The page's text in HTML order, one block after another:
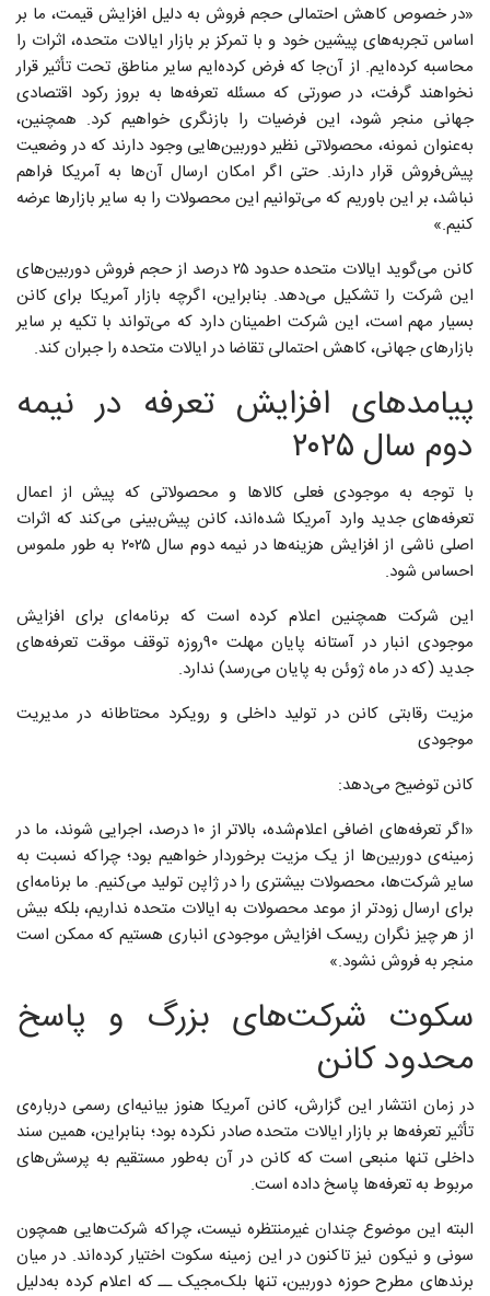
«در خصوص کاهش احتمالی حجم فروش به دلیل افزایش قیمت، ما بر
اساس تجربه‌های پیشین خود و با تمرکز بر بازار ایالات متحده، اثرات را
محاسبه کرده‌ایم. از آن‌جا که فرض کرده‌ایم سایر مناطق تحت تأثیر قرار
نخواهند گرفت، در صورتی که مسئله تعرفه‌ها به بروز رکود اقتصادی
جهانی منجر شود، این فرضیات را بازنگری خواهیم کرد. همچنین،
به‌عنوان نمونه، محصولاتی نظیر دوربین‌هایی وجود دارند که در وضعیت
پیش‌فروش قرار دارند. حتی اگر امکان ارسال آن‌ها به آمریکا فراهم
نباشد، بر این باوریم که می‌توانیم این محصولات را به سایر بازارها عرضه
کنیم.»
کانن می‌گوید ایالات متحده حدود ۲۵ درصد از حجم فروش دوربین‌های
این شرکت را تشکیل می‌دهد. بنابراین، اگرچه بازار آمریکا برای کانن
بسیار مهم است، این شرکت اطمینان دارد که می‌تواند با تکیه بر سایر
بازارهای جهانی، کاهش احتمالی تقاضا در ایالات متحده را جبران کند.
پیامدهای افزایش تعرفه در نیمه
دوم سال ۲۰۲۵
با توجه به موجودی فعلی کالاها و محصولاتی که پیش از اعمال
تعرفه‌های جدید وارد آمریکا شده‌اند، کانن پیش‌بینی می‌کند که اثرات
اصلی ناشی از افزایش هزینه‌ها در نیمه دوم سال ۲۰۲۵ به طور ملموس
احساس شود.
این شرکت همچنین اعلام کرده است که برنامه‌ای برای افزایش
موجودی انبار در آستانه پایان مهلت ۹۰روزه توقف موقت تعرفه‌های
جدید (که در ماه ژوئن به پایان می‌رسد) ندارد.
مزیت رقابتی کانن در تولید داخلی و رویکرد محتاطانه در مدیریت
موجودی
کانن توضیح می‌دهد:
«اگر تعرفه‌های اضافی اعلام‌شده، بالاتر از ۱۰ درصد، اجرایی شوند، ما در
زمینه‌ی دوربین‌ها از یک مزیت برخوردار خواهیم بود؛ چراکه نسبت به
سایر شرکت‌ها، محصولات بیشتری را در ژاپن تولید می‌کنیم. ما برنامه‌ای
برای ارسال زودتر از موعد محصولات به ایالات متحده نداریم، بلکه بیش
از هر چیز نگران ریسک افزایش موجودی انباری هستیم که ممکن است
منجر به فروش نشود.»
سکوت شرکت‌های بزرگ و پاسخ
محدود کانن
در زمان انتشار این گزارش، کانن آمریکا هنوز بیانیه‌ای رسمی درباره‌ی
تأثیر تعرفه‌ها بر بازار ایالات متحده صادر نکرده بود؛ بنابراین، همین سند
داخلی تنها منبعی است که کانن در آن به‌طور مستقیم به پرسش‌های
مربوط به تعرفه‌ها پاسخ داده است.
البته این موضوع چندان غیرمنتظره نیست، چراکه شرکت‌هایی همچون
سونی و نیکون نیز تاکنون در این زمینه سکوت اختیار کرده‌اند. در میان
برندهای مطرح حوزه دوربین، تنها بلک‌مجیک ــ که اعلام کرده به‌دلیل